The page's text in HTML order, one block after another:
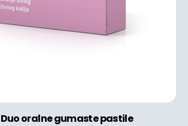
oralne gumaste pastile